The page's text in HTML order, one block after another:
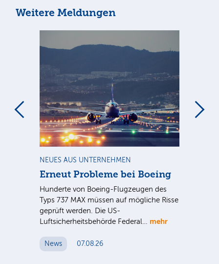
Weitere Meldungen
NEUES AUS UNTERNEHMEN
Erneut Probleme bei Boeing
Hunderte von Boeing-Flugzeugen des
Typs 737 MAX müssen auf mögliche Risse
geprüft werden. Die US-
Luftsicherheitsbehörde Federal… mehr
News 07.08.26